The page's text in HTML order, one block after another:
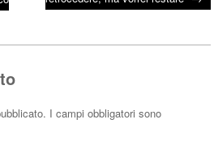
I campi obbligatori sono